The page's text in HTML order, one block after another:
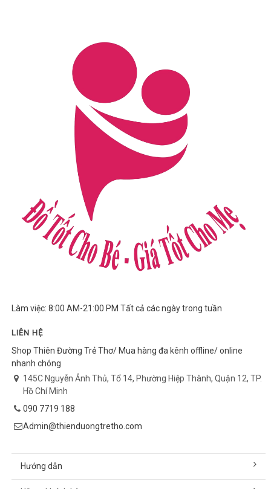
Làm việc: 8:00 AM-21:00 PM Tất cả các ngày trong tuần
LIÊN HỆ
Shop Thiên Đường Trẻ Thơ/ Mua hàng đa kênh offline/ online
nhanh chóng
145C Nguyễn Ảnh Thủ, Tổ 14, Phường Hiệp Thành, Quận 12, TP.
Hồ Chí Minh
090 7719 188
Admin@thienduongtretho.com
Hướng dẫn